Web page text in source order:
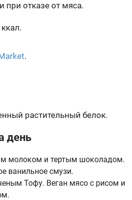
при отказе от мяса.
.
растительный белок.
день
молоком и тертым шоколадом.
ванильное смузи.
Тофу. Веган мясо с рисом и